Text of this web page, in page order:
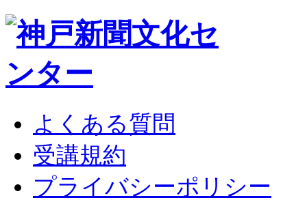
よくある質問
受講規約
プライバシーポリシー